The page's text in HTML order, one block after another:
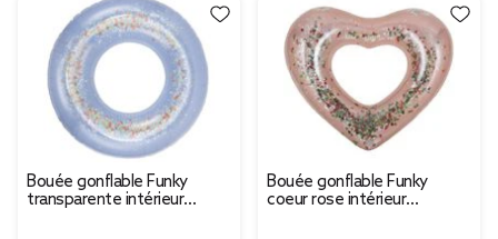
Bouée gonflable Funky
transparente intérieur
Bouée gonflable Funky
coeur rose intérieur